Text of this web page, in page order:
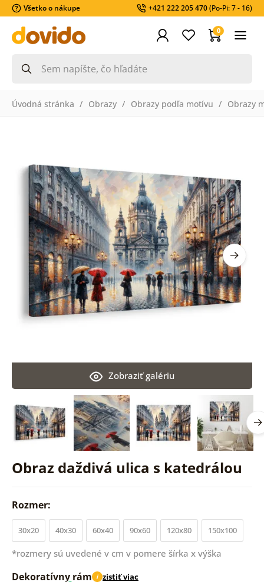
Všetko o nákupe +421 222 205 470(Po-Pi: 7 - 16)
0
Úvodná stránka Obrazy Obrazy podľa motívu Obrazy
Obraz daždivá ulica s katedrálou
Zobraziť galériu
Rozmer:
30x20 40x30 60x40 90x60 120x80 150x100
*rozmery sú uvedené v cm v pomere šírka x výška
Dekoratívny rám i zistiť viac